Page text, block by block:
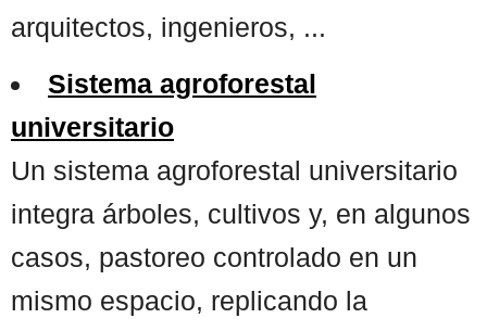
arquitectos, ingenieros, ...
Sistema agroforestal
universitario
Un sistema agroforestal universitario
integra árboles, cultivos y, en algunos
casos, pastoreo controlado en un
mismo espacio, replicando la